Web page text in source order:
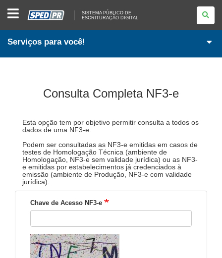
PÚBLICO
DE
ESCRITURAÇÃO
SISTEMA PÚBLICO DE
ESCRITURAÇÃO DIGITAL
Serviços para você!
Consulta Completa NF3-e
Esta opção tem por objetivo permitir consulta a todos os
dados de uma NF3-e.
Podem ser consultadas as NF3-e emitidas em casos de
testes de Homologação Técnica (ambiente de
Homologação, NF3-e sem validade jurídica) ou as NF3-
e emitidas por estabelecimentos já credenciados à
emissão (ambiente de Produção, NF3-e com validade
jurídica).
Chave de Acesso NF3-e